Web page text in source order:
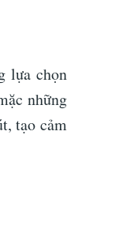
lựa chọn
những
tạo cảm